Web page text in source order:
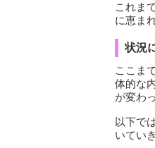
これま
に恵ま
状況
ここま
体的な
が変わ
以下で
いてい